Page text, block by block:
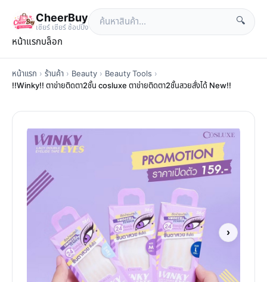
CheerBuy
เซียร์ เซียร์ ช้อปปิ้ง
🔍
หน้าแรกบล็อก
หน้าแรก › ร้านค้า › Beauty › Beauty Tools ›
!!Winky!! ตาข่ายติดตา2ชั้น cosluxe ตาข่ายติดตา2ชั้นสวยสั่งได้ New!!
›